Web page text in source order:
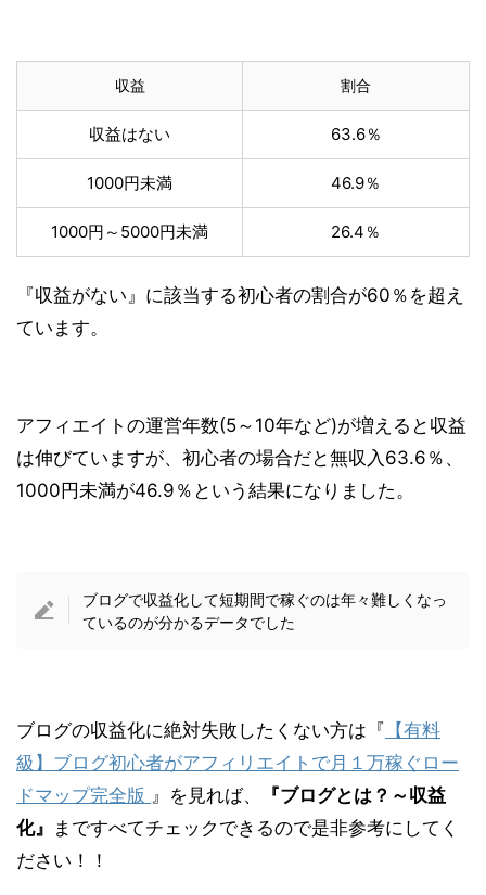
収益 割合
収益はない 63.6％
1000円未満 46.9％
1000円～5000円未満 26.4％
『収益がない』に該当する初心者の割合が60％を超え
ています。
アフィエイトの運営年数(5～10年など)が増えると収益
は伸びていますが、初心者の場合だと無収入63.6％、
1000円未満が46.9％という結果になりました。
ブログで収益化して短期間で稼ぐのは年々難しくなっ
ているのが分かるデータでした
ブログの収益化に絶対失敗したくない方は『 【有料
級】ブログ初心者がアフィリエイトで月１万稼ぐロー
ドマップ完全版 』を見れば、
『ブログとは？～収益
化』 まですべてチェックできるので是非参考にしてく
ださい！！